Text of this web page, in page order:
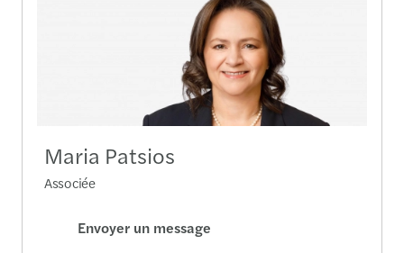
Maria Patsios
Associée
Envoyer un message